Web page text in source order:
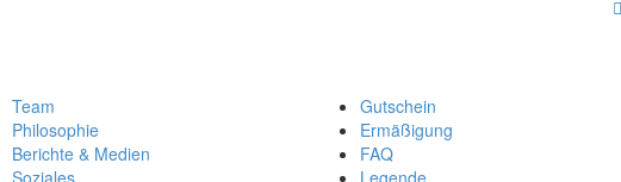
Team
Philosophie
Berichte & Medien
Soziales
Gutschein
Ermäßigung
FAQ
Legende